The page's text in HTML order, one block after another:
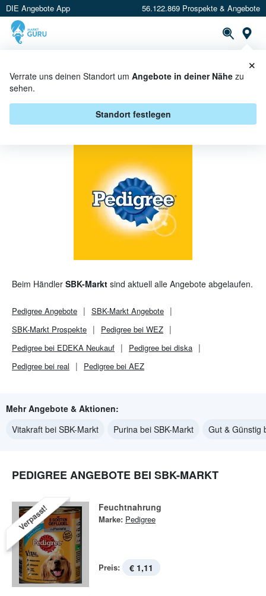
DIE Angebote App 56.122.869 Prospekte & Angebote
Verrate uns deinen Standort um Angebote in deiner Nähe zu
sehen.
Standort festlegen
×
PEDIGREE BEI SBK-MARKT -
ANGEBOTE & AKTIONEN
Beim Händler SBK-Markt sind aktuell alle Angebote abgelaufen.
Pedigree Angebote SBK-Markt Angebote
SBK-Markt Prospekte
Pedigree bei WEZ
Pedigree bei EDEKA Neukauf
Pedigree bei diska
Pedigree bei real
Pedigree bei AEZ
Mehr Angebote & Aktionen:
Vitakraft bei SBK-Markt
Purina bei SBK-Markt Gut & Günstig
PEDIGREE ANGEBOTE BEI SBK-MARKT
Verpasst! Feuchtnahrung
Marke: Pedigree
Preis: € 1,11